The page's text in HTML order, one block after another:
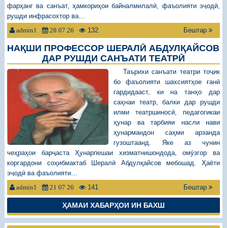
фарҳанг ва санъат, ҳамкориҳои байналмилалӣ, фаъолияти эҷодӣ,
рушди инфрасохтор ва…
admin1 28 07 26 132 Бештар
НАҚШИ ПРОФЕССОР ШЕРАЛӢ АБДУЛҚАЙСОВ
ДАР РУШДИ САНЪАТИ ТЕАТРӢ
Таърихи санъати театри тоҷик
бо фаъолияти шахсиятҳое ғанӣ
гардидааст, ки на танҳо дар
саҳнаи театр, балки дар рушди
илми театршиносӣ, педагогикаи
ҳунар ва тарбияи насли нави
ҳунармандон саҳми арзанда
гузоштаанд. Яке аз чунин
чеҳраҳои барҷаста Ҳунарпешаи хизматнишондода, омӯзгор ва
коргардони соҳибмактаб Шералӣ Абдулқайсов мебошад. Ҳаёти
эҷодӣ ва фаъолияти…
admin1 21 07 26 141 Бештар
ҲАМАИ ХАБАРҲОИ ИН БАХШ